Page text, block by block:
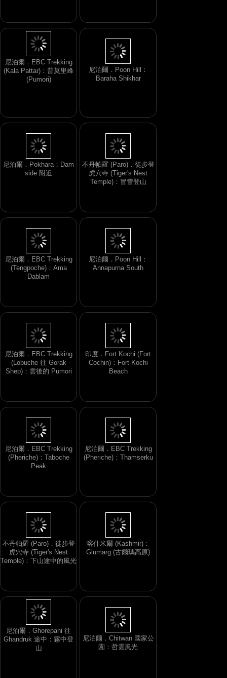
尼泊爾．EBC Trekking
(Kala Pattar)：普莫里峰
(Pumori)
尼泊爾．Poon Hill：
Baraha Shikhar
尼泊爾．Pokhara：Dam
side 附近
不丹帕羅 (Paro)．徒步登
虎穴寺 (Tiger's Nest
Temple)：冒雪登山
尼泊爾．EBC Trekking
(Tengpoche)：Ama
Dablam
尼泊爾．Poon Hill：
Annapurna South
尼泊爾．EBC Trekking
(Lobuche 往 Gorak
Shep)：雲後的 Pumori
印度．Fort Kochi (Fort
Cochin)：Fort Kochi
Beach
尼泊爾．EBC Trekking
(Pheriche)：Taboche
Peak
尼泊爾．EBC Trekking
(Pheriche)：Thamserku
不丹帕羅 (Paro)．徒步登
虎穴寺 (Tiger's Nest
Temple)：下山途中的風光
喀什米爾 (Kashmir)：
Glumarg (古爾瑪高原)
尼泊爾．Ghorepani 往
Ghandruk 途中：霧中登
山
尼泊爾．Chitwan 國家公
園：哲雲風光